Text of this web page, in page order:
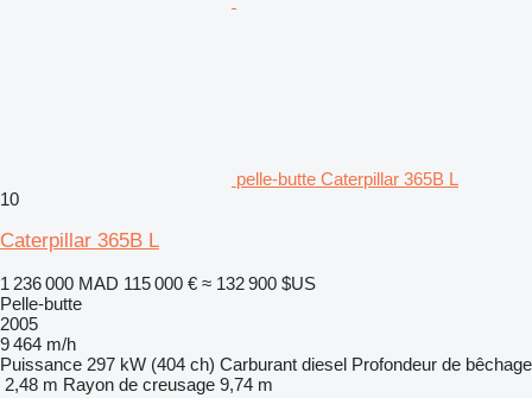
pelle-butte Caterpillar 365B L
10
Caterpillar 365B L
1 236 000 MAD 115 000 € ≈ 132 900 $US
Pelle-butte
2005
9 464 m/h
Puissance 297 kW (404 ch) Carburant diesel Profondeur de bêchage
2,48 m Rayon de creusage 9,74 m